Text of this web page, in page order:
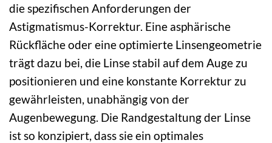
die spezifischen Anforderungen der
Astigmatismus-Korrektur. Eine asphärische
Rückfläche oder eine optimierte Linsengeometrie
trägt dazu bei, die Linse stabil auf dem Auge zu
positionieren und eine konstante Korrektur zu
gewährleisten, unabhängig von der
Augenbewegung. Die Randgestaltung der Linse
ist so konzipiert, dass sie ein optimales